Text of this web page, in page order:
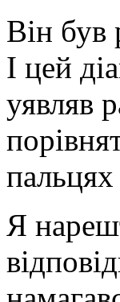
Він був
І цей
уявляв
пальцях
Я